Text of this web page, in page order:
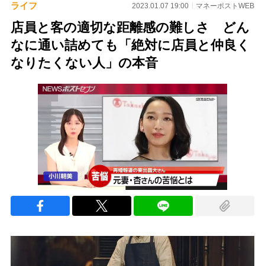
ライフ 2023.01.07 19:00 マネーポストWEB
店員と客の適切な距離感の難しさ どん
なに通い詰めても「絶対に店員と仲良く
なりたくない人」の本音